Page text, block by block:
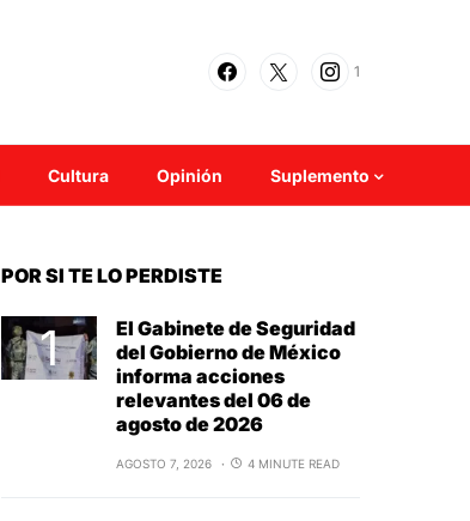
1
Cultura Opinión Suplemento
POR SI TE LO PERDISTE
El Gabinete de Seguridad
del Gobierno de México
informa acciones
relevantes del 06 de
agosto de 2026
AGOSTO 7, 2026 4 MINUTE READ